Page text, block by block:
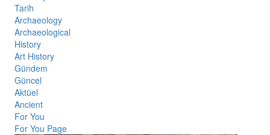
Tarih
Archaeology
Archaeological
History
Art History
Gündem
Güncel
Aktüel
Ancient
For You
For You Page